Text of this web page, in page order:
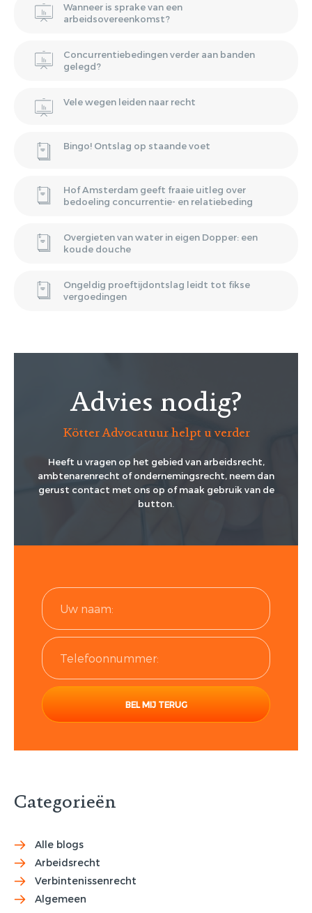
Wanneer is sprake van een
arbeidsovereenkomst?
Concurrentiebedingen verder aan banden
gelegd?
Vele wegen leiden naar recht
Bingo! Ontslag op staande voet
Hof Amsterdam geeft fraaie uitleg over
bedoeling concurrentie- en relatiebeding
Overgieten van water in eigen Dopper: een
koude douche
Ongeldig proeftijdontslag leidt tot fikse
vergoedingen
Advies nodig?
Kötter Advocatuur helpt u verder
Heeft u vragen op het gebied van arbeidsrecht,
ambtenarenrecht of ondernemingsrecht, neem dan
gerust contact met ons op of maak gebruik van de
button.
Categorieën
Alle blogs
Arbeidsrecht
Verbintenissenrecht
Algemeen